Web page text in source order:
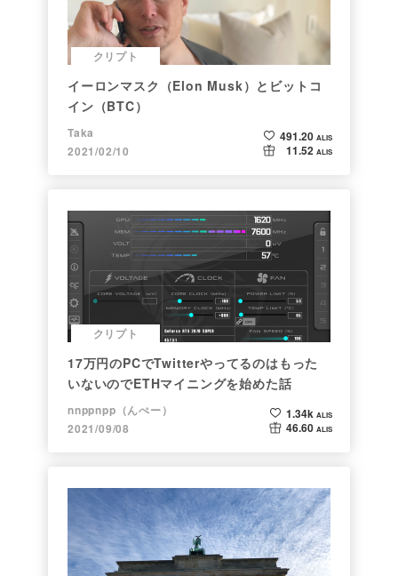
クリプト
イーロンマスク（Elon Musk）とビットコ
イン（BTC）
Taka
2021/02/10
491.20 ALIS
11.52 ALIS
クリプト
17万円のPCでTwitterやってるのはもった
いないのでETHマイニングを始めた話
nnppnpp（んぺー）
2021/09/08
1.34k ALIS
46.60 ALIS